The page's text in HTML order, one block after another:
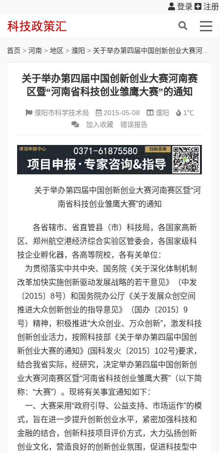
登录 注册
首页 > 河南 > 地区 > 濮阳 > 关于举办第四届中国创新创业大赛河南赛区暨“河南省科技创业雏鹰大赛”的通知
关于举办第四届中国创新创业大赛河南赛
区暨“河南省科技创业雏鹰大赛”的通知
濮阳市科学技术局 2015-05-08 濮阳
1℃
加入收藏
错误报告
关于举办第四届中国创新创业大赛河南赛区暨“河
南省科技创业雏鹰大赛”的通知
各省辖市、省直管县（市）科技局，各国家高新
区、郑州航空港经济综合实验区管委会，各国家级科
技企业孵化器，各高等院校，各有关单位：
为贯彻落实中共中央、国务院《关于深化体制机制
改革加快实施创新驱动发展战略的若干意见》（中发
〔2015〕8号）和国务院办公厅《关于发展众创空间
推进大众创新创业的指导意见》（国办〔2015〕9
号）精神，积极推进“大众创业、万众创新”，激发科技
创新创业活力，按照科技部《关于举办第四届中国创
新创业大赛的通知》(国科发火〔2015〕102号)要求，
结合我省实际，经研究，决定举办第四届中国创新创
业大赛河南赛区暨“河南省科技创业雏鹰大赛”（以下简
称：“大赛”）。现将有关事宜通知如下：
一、大赛采用“政府引导、公益支持、市场运作”的模
式，旨在进一步提升创新创业水平，紧密加强科技和
金融的结合，创新科技项目评价方式，大力弘扬创新
创业文化，营造良好的创新创业氛围，促进科技型中